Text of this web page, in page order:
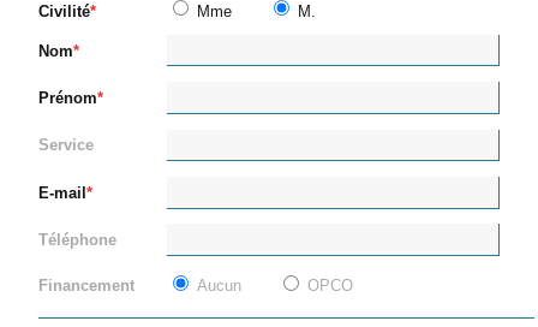
Civilité Mme M.
Nom
Prénom
Service
E-mail
Téléphone
Financement Aucun OPCO